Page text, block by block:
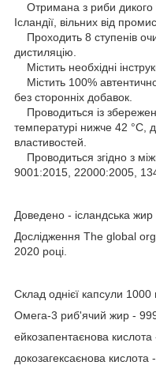
Отримана з риби дикого
Ісландії, вільних від
Проходить 8 ступенів
дистиляцію.
Містить необхідні
Містить 100%
без сторонніх добавок.
Проводиться із
температурі нижче 42 °C,
властивостей.
Проводиться згідно з
9001:2015, 22000:2005,
Доведено - ісландська жир
Дослідження The global
2020 році.
Склад однієї капсули 1000
Омега-3 риб'ячий жир -
ейкозапентаєнова
докозагексаєнова кислота